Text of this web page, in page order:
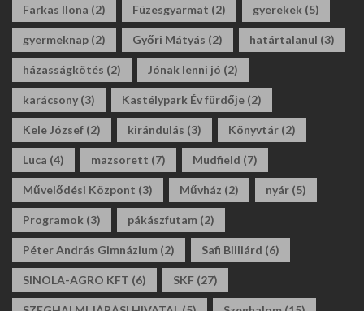
Farkas Ilona (2) Füzesgyarmat (2) gyerekek (5)
gyermeknap (2) Győri Mátyás (2) határtalanul (3)
házasságkötés (2) Jónak lenni jó (2)
karácsony (3) Kastélypark Év fürdője (2)
Kele József (2) kirándulás (3) Könyvtár (2)
Luca (4) mazsorett (7) Mudfield (7)
Művelődési Központ (3) Művház (2) nyár (5)
Programok (3) pákászfutam (2)
Péter András Gimnázium (2) Safi Billiárd (6)
SINOLA-AGRO KFT (6) SKF (27)